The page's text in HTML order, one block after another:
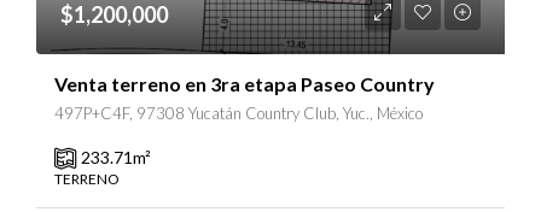
$1,200,000
Venta terreno en 3ra etapa Paseo Country
497P+C4F, 97308 Yucatán Country Club, Yuc., México
233.71m²
TERRENO